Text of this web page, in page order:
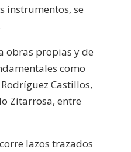
instrumentos, se
obras propias y de
como
Castillos,
Zitarrosa, entre
lazos trazados